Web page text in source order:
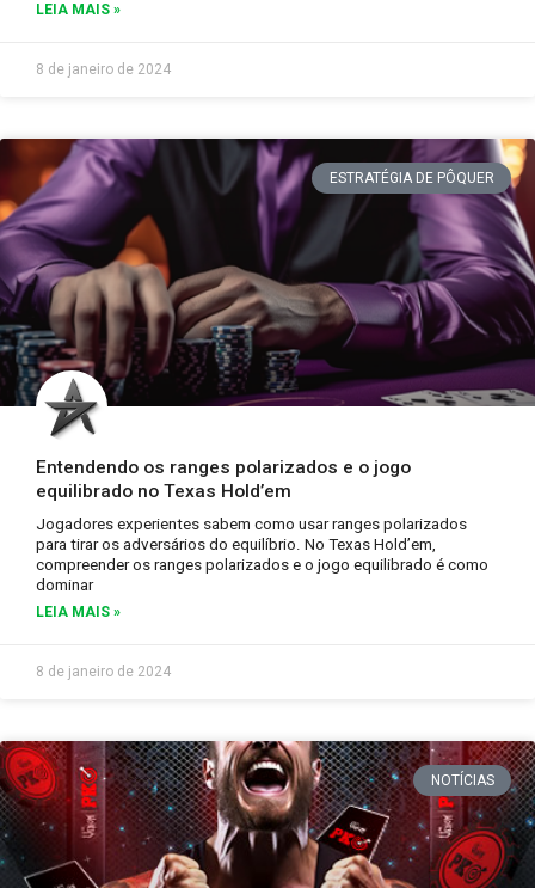
LEIA MAIS »
8 de janeiro de 2024
ESTRATÉGIA DE PÔQUER
Entendendo os ranges polarizados e o jogo
equilibrado no Texas Hold’em
Jogadores experientes sabem como usar ranges polarizados
para tirar os adversários do equilíbrio. No Texas Hold’em,
compreender os ranges polarizados e o jogo equilibrado é como
dominar
LEIA MAIS »
8 de janeiro de 2024
NOTÍCIAS